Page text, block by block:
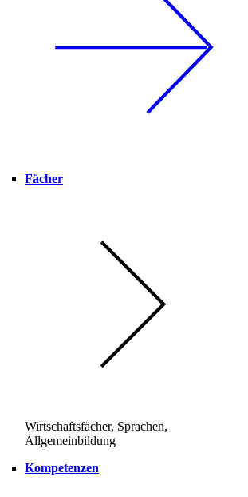
Fächer
Wirtschaftsfächer, Sprachen,
Allgemeinbildung
Kompetenzen